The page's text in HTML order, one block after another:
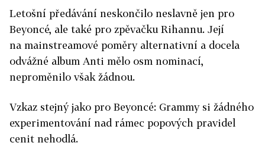
Letošní předávání neskončilo neslavně jen pro
Beyoncé, ale také pro zpěvačku Rihannu. Její
na mainstreamové poměry alternativní a docela
odvážné album Anti mělo osm nominací,
neproměnilo však žádnou.
Vzkaz stejný jako pro Beyoncé: Grammy si žádného
experimentování nad rámec popových pravidel
cenit nehodlá.